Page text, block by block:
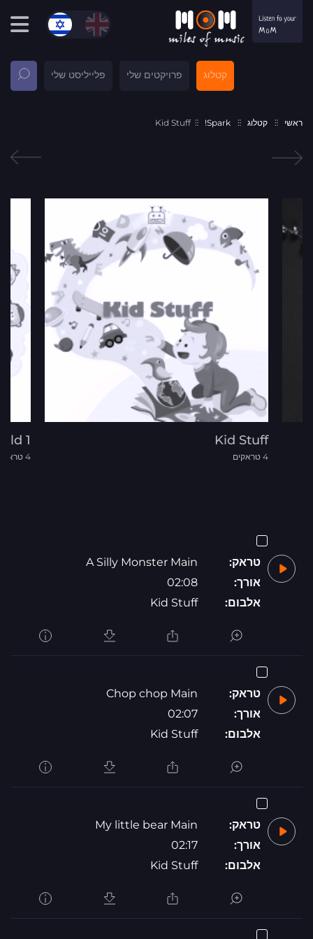
קטלוג פרויקטים שלי פלייליסט שלי
ראשי קטלוג Spark!
Kid Stuff
Kid Stuff
4 טראקים
1
4 טראקים
טראק:
A Silly Monster Main
אורך:
02:08
אלבום:
Kid Stuff
טראק:
Chop chop Main
אורך:
02:07
אלבום:
Kid Stuff
טראק:
My little bear Main
אורך:
02:17
אלבום:
Kid Stuff